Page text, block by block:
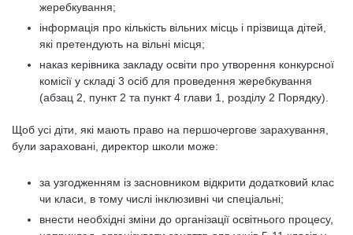
жеребкування;
інформація про кількість вільних місць і прізвища дітей,
які претендують на вільні місця;
наказ керівника закладу освіти про утворення конкурсної
комісії у складі 3 осіб для проведення жеребкування
(абзац 2, пункт 2 та пункт 4 глави 1, розділу 2 Порядку).
Щоб усі діти, які мають право на першочергове зарахування,
були зараховані, директор школи може:
за узгодженням із засновником відкрити додатковий клас
чи класи, в тому числі інклюзивні чи спеціальні;
внести необхідні зміни до організації освітнього процесу,